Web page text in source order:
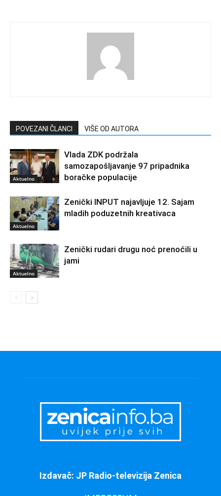
POVEZANI ČLANCI VIŠE OD AUTORA
Aktuelno
Vlada ZDK podržala
samozapošljavanje 97 pripadnika
boračke populacije
Aktuelno
Zenički INPUT najavljuje 12. Sajam
mladih poduzetnih kreativaca
Aktuelno
Zenički rudari drugu noć prenoćili u
jami
Izdavač: JP Radio-televizija Zenica